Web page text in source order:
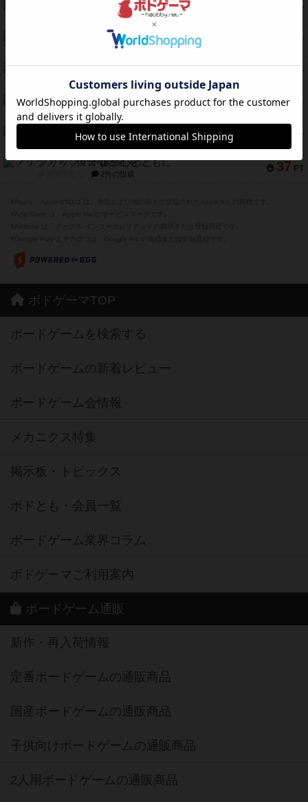
PT
クランク! ：冒険者たち（拡張）
4件の投稿
PT
1件の投稿
PT
スターマイン・ラミー ポケット
紹介文あり 2件の投稿
39 PT
海兵隊
紹介文あり 1件の投稿
PT
紹介文なし 1件の投稿
37 PT
フリップ７：復讐心とともに
2件の投稿
ボドゲーマTOP
ボードゲームを検索する
ボードゲームの新着レビュー
ボードゲーム会情報
メカニクス特集
掲示板・トピックス
ボドとも・会員一覧
ボードゲーム業界コラム
ボドゲーマご利用案内
ボードゲーム通販
新作・再入荷情報
定番ボードゲームの通販商品
国産ボードゲームの通販商品
子供向けボードゲームの通販商品
2人用ボードゲームの通販商品